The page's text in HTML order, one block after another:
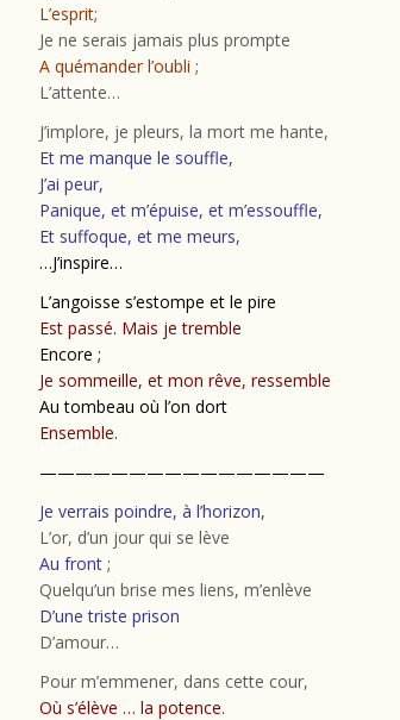
L’esprit;
Je ne serais jamais plus prompte
A quémander l’oubli ;
L’attente…
J’implore, je pleurs, la mort me hante,
Et me manque le souffle,
J’ai peur,
Panique, et m’épuise, et m’essouffle,
Et suffoque, et me meurs,
…J’inspire…
L’angoisse s’estompe et le pire
Est passé. Mais je tremble
Encore ;
Je sommeille, et mon rêve, ressemble
Au tombeau où l’on dort
Ensemble.
————————————————
Je verrais poindre, à l’horizon,
L’or, d’un jour qui se lève
Au front ;
Quelqu’un brise mes liens, m’enlève
D’une triste prison
D’amour…
Pour m’emmener, dans cette cour,
Où s’élève … la potence.